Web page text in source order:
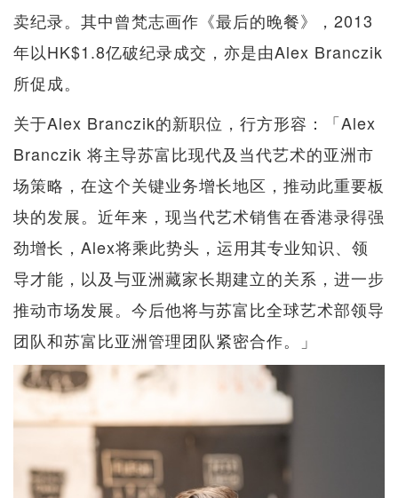
卖纪录。其中曾梵志画作《最后的晚餐》，2013
年以HK$1.8亿破纪录成交，亦是由Alex Branczik
所促成。
关于Alex Branczik的新职位，行方形容：「Alex
Branczik 将主导苏富比现代及当代艺术的亚洲市
场策略，在这个关键业务增长地区，推动此重要板
块的发展。近年来，现当代艺术销售在香港录得强
劲增长，Alex将乘此势头，运用其专业知识、领
导才能，以及与亚洲藏家长期建立的关系，进一步
推动市场发展。今后他将与苏富比全球艺术部领导
团队和苏富比亚洲管理团队紧密合作。」